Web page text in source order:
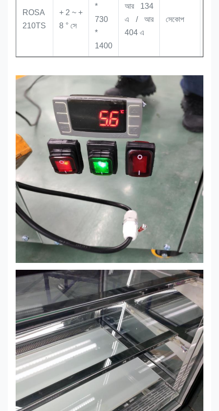
ROSA
210TS
+ 2 ~ +
8 ° সে
*
730
*
1400
আর 134
এ / আর
404 এ
সেকোপ